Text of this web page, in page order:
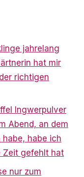
jahrelang
hat mir
richtigen
Ingwerpulver
Abend, an dem
habe ich
Zeit gefehlt hat
nur zum